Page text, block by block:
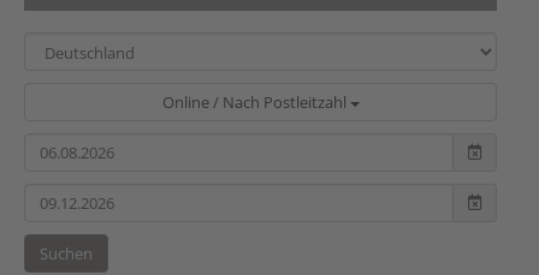
Online / Nach Postleitzahl
Suchen